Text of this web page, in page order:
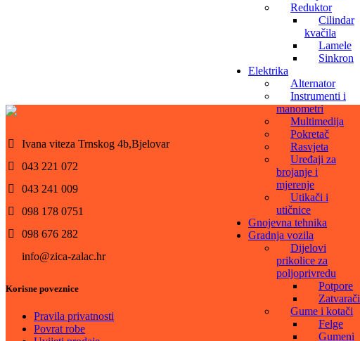
Reduktor
Cilindar
kvačila
Lamele
Sinkron
Elektrika
Alternator
Instrumenti i
manometri
Multimedija
Pokretač
Rasvjeta
Uređaji za
brojanje i
mjerenje
Utikači i
utičnice
Gnojevna tehnika
Gradnja vozila
Dijelovi
prikolice za
poljoprivredu
Potpore
Zatvarači
Gume i kotači
Felge
Gumeni
Ivana viteza Trnskog 4b,Bjelovar
043 221 072
043 241 009
098 178 0751
098 676 282
info@zica-zalac.hr
Korisne poveznice
Pravila privatnosti
Povrat robe